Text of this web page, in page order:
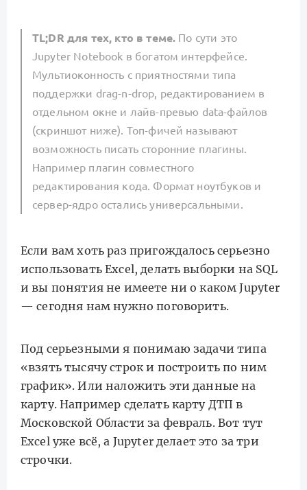
TL;DR для тех, кто в теме. По сути это
Jupyter Notebook в богатом интерфейсе.
Мультиоконность с приятностями типа
поддержки drag-n-drop, редактированием в
отдельном окне и лайв-превью data-файлов
(скриншот ниже). Топ-фичей называют
возможность писать сторонние плагины.
Например плагин совместного
редактирования кода. Формат ноутбуков и
сервер-ядро остались универсальными.
Если вам хоть раз пригождалось серьезно
использовать Excel, делать выборки на SQL
и вы понятия не имеете ни о каком Jupyter
— сегодня нам нужно поговорить.
Под серьезными я понимаю задачи типа
«взять тысячу строк и построить по ним
график». Или наложить эти данные на
карту. Например сделать карту ДТП в
Московской Области за февраль. Вот тут
Excel уже всё, а Jupyter делает это за три
строчки.